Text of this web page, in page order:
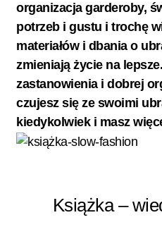
organizacja garderoby,
potrzeb i gustu i trochę
materiałów i dbania o
zmieniają życie na
zastanowienia i dobrej
czujesz się ze swoimi
kiedykolwiek i masz
Książka –